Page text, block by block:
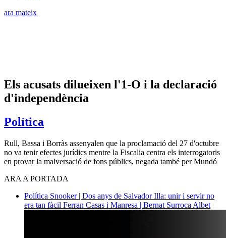
ara mateix
Els acusats dilueixen l'1-O i la declaració
d'independència
Política
Rull, Bassa i Borràs assenyalen que la proclamació del 27 d'octubre
no va tenir efectes jurídics mentre la Fiscalia centra els interrogatoris
en provar la malversació de fons públics, negada també per Mundó
ARA A PORTADA
Política Snooker | Dos anys de Salvador Illa: unir i servir no
era tan fàcil Ferran Casas i Manresa | Bernat Surroca Albet